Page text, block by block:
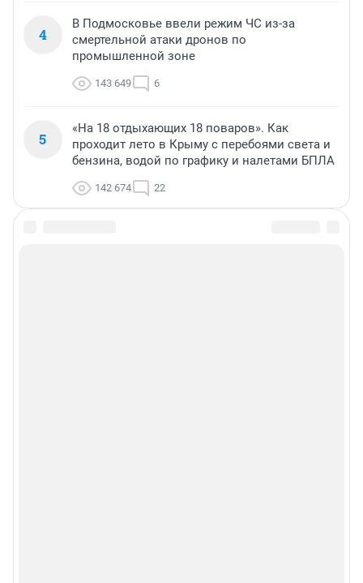
4
В Подмосковье ввели режим ЧС из-за
смертельной атаки дронов по
промышленной зоне
143 649 6
5
«На 18 отдыхающих 18 поваров». Как
проходит лето в Крыму с перебоями света и
бензина, водой по графику и налетами БПЛА
142 674 22